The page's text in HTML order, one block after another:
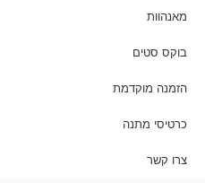
מאנהוות
בוקס סטים
הזמנה מוקדמת
כרטיסי מתנה
צרו קשר